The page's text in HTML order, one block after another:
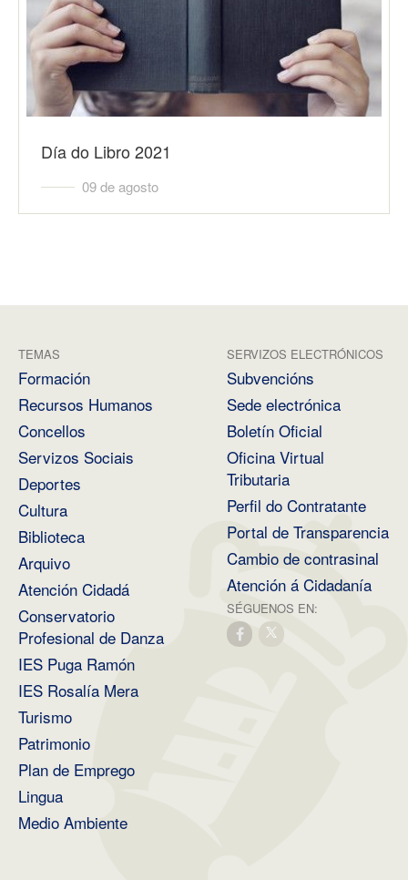
Día do Libro 2021
09 de agosto
TEMAS
Formación
Recursos Humanos
Concellos
Servizos Sociais
Deportes
Cultura
Biblioteca
Arquivo
Atención Cidadá
Conservatorio
Profesional de Danza
IES Puga Ramón
IES Rosalía Mera
Turismo
Patrimonio
Plan de Emprego
Lingua
Medio Ambiente
SERVIZOS ELECTRÓNICOS
Subvencións
Sede electrónica
Boletín Oficial
Oficina Virtual
Tributaria
Perfil do Contratante
Portal de Transparencia
Cambio de contrasinal
Atención á Cidadanía
SÉGUENOS EN: